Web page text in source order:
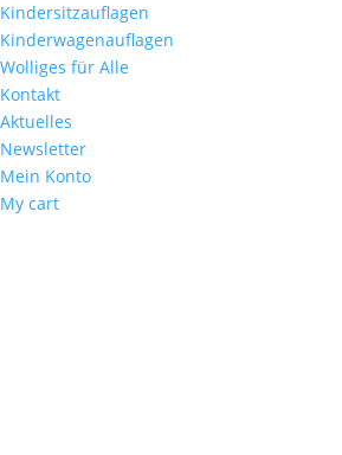
Kindersitzauflagen
Kinderwagenauflagen
Wolliges für Alle
Kontakt
Aktuelles
Newsletter
Mein Konto
My cart